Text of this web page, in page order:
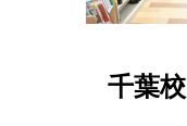
千葉校